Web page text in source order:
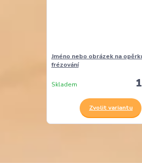
Jméno nebo obrázek na
frézování
Skladem
Zvolit variantu